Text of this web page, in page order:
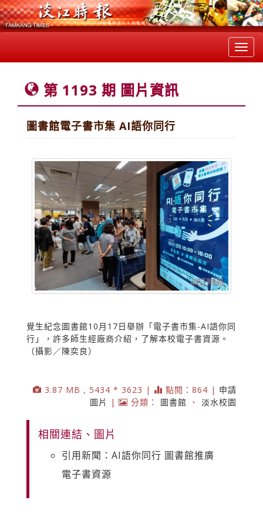
第 1193 期 圖片資訊
圖書館電子書市集 AI語你同行
覺生紀念圖書館10月17日舉辦「電子書市集-AI語你同
行」，許多師生經廠商介紹，了解本校電子書資源。
（攝影／陳奕良）
3.87 MB , 5434 * 3623 | 點閱：864 | 申請
圖片
| 分類： 圖書館 、 淡水校園
相關連結、圖片
引用新聞：AI語你同行 圖書館推廣
電子書資源